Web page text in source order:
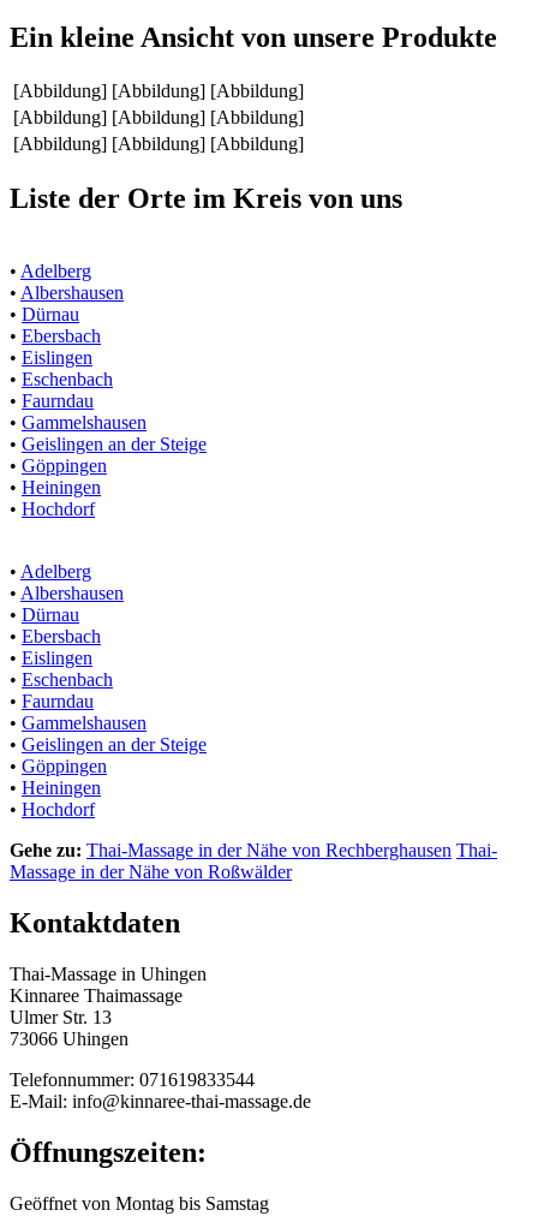
Ein kleine Ansicht von unsere Produkte
[Abbildung] [Abbildung] [Abbildung]
[Abbildung] [Abbildung] [Abbildung]
[Abbildung] [Abbildung] [Abbildung]
Liste der Orte im Kreis von uns
• Adelberg
• Albershausen
• Dürnau
• Ebersbach
• Eislingen
• Eschenbach
• Faurndau
• Gammelshausen
• Geislingen an der Steige
• Göppingen
• Heiningen
• Hochdorf
• Adelberg
• Albershausen
• Dürnau
• Ebersbach
• Eislingen
• Eschenbach
• Faurndau
• Gammelshausen
• Geislingen an der Steige
• Göppingen
• Heiningen
• Hochdorf
Gehe zu: Thai-Massage in der Nähe von Rechberghausen Thai-
Massage in der Nähe von Roßwälder
Kontaktdaten
Thai-Massage in Uhingen
Kinnaree Thaimassage
Ulmer Str. 13
73066 Uhingen
Telefonnummer: 071619833544
E-Mail: info@kinnaree-thai-massage.de
Öffnungszeiten:
Geöffnet von Montag bis Samstag